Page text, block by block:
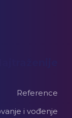
Reference
i vođenje